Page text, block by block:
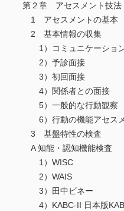
第２章 アセスメント技法
1 アセスメントの基本
2 基本情報の収集
1）コミュニケーショ
2）予診面接
3）初回面接
4）関係者との面接
5）一般的な行動観察
6）行動の機能アセス
3 基盤特性の検査
A 知能・認知機能検査
1）WISC
2）WAIS
3）田中ビネー
4）KABC-II 日本版